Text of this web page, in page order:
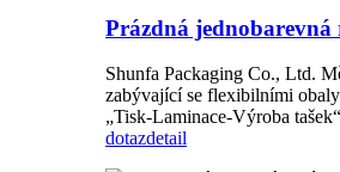
Prázdná
Shunfa Packaging Co., Ltd.
zabývající se flexibilními
„Tisk-Laminace-Výroba
dotazdetail